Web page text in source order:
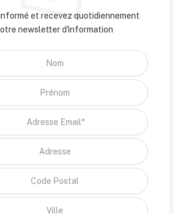
et recevez quotidiennement
newsletter d'information